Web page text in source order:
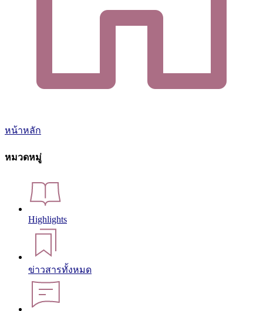
หน้าหลัก
หมวดหมู่
Highlights
ข่าวสารทั้งหมด